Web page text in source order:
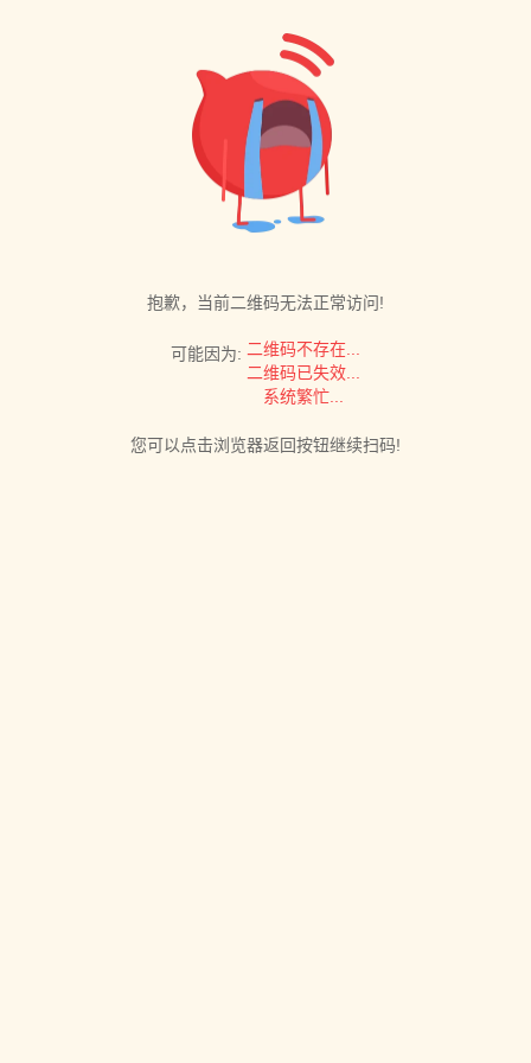
抱歉，当前二维码无法正常访问!
可能因为: 二维码不存在...
二维码已失效...
系统繁忙...
您可以点击浏览器返回按钮继续扫码!